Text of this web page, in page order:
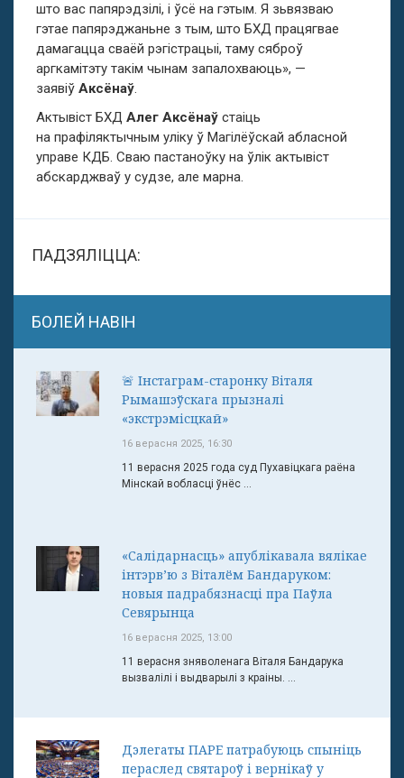
што вас папярэдзілі, і ўсё на гэтым. Я зьвязваю
гэтае папярэджаньне з тым, што БХД працягвае
дамагацца сваёй рэгістрацыі, таму сяброў
аргкамітэту такім чынам запалохваюць», —
заявіў Аксёнаў.
Актывіст БХД Алег Аксёнаў стаіць
на прафіляктычным уліку ў Магілёўскай абласной
управе КДБ. Сваю пастаноўку на ўлік актывіст
абскарджваў у судзе, але марна.
ПАДЗЯЛІЦЦА:
БОЛЕЙ НАВІН
🚨 Інстаграм-старонку Віталя
Рымашэўскага прызналі
«экстрэмісцкай»
16 верасня 2025, 16:30
11 верасня 2025 года суд Пухавіцкага раёна
Мінскай вобласці ўнёс ...
«Салідарнасць» апублікавала вялікае
інтэрв’ю з Віталём Бандаруком:
новыя падрабязнасці пра Паўла
Севярынца
16 верасня 2025, 13:00
11 верасня зняволенага Віталя Бандарука
вызвалілі і выдварылі з краіны. ...
Дэлегаты ПАРЕ патрабуюць спыніць
пераслед святароў і вернікаў у